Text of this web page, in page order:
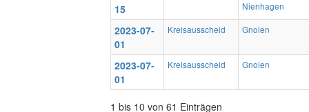
15
Nienhagen
2023-07-
01
Kreisausscheid Gnoien
2023-07-
01
Kreisausscheid Gnoien
1 bis 10 von 61 Einträgen